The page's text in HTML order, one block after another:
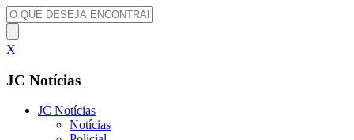
X
JC Notícias
JC Notícias
Notícias